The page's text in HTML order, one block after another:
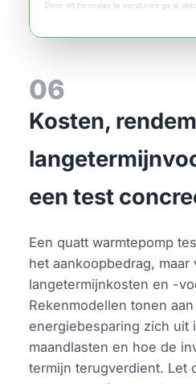
Door dit formulier te versturen ga je
06
Kosten,
een test
Een quatt warmtepomp
het aankoopbedrag, maar
langetermijnkosten en -
Rekenmodellen tonen
energiebesparing zich uit
maandlasten en hoe de
termijn terugverdient. Let